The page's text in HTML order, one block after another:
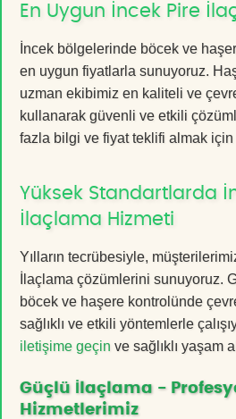
En Uygun İncek Pire
İncek bölgelerinde böcek ve
en uygun fiyatlarla sunuyoruz.
uzman ekibimiz en kaliteli ve
kullanarak güvenli ve etkili
fazla bilgi ve fiyat teklifi almak için
Yüksek Standartlarda
İlaçlama Hizmeti
Yılların tecrübesiyle,
İlaçlama çözümlerini sunuyoruz.
böcek ve haşere kontrolünde
sağlıklı ve etkili yöntemlerle
iletişime geçin ve sağlıklı yaşam
Güçlü İlaçlama -
Hizmetlerimiz